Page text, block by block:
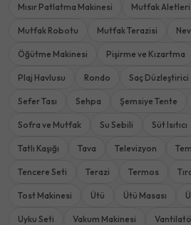
Mısır Patlatma Makinesi Mutfak Aletleri
Mutfak Robotu Mutfak Terazisi
Öğütme Makinesi Pişirme ve Kızartma
Plaj Havlusu Rondo Saç Düzleştirici
Sefer Tası Sehpa Şemsiye Tente
Sofra ve Mutfak Su Sebili Süt Isıtıcı
Tatlı Kaşığı Tava Televizyon
Tencere Seti Terazi Termos
Tost Makinesi Ütü Ütü Masası
Uyku Seti Vakum Makinesi